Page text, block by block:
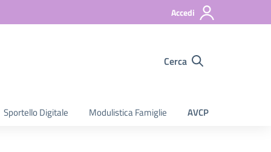
Accedi
Cerca
Sportello Digitale Modulistica Famiglie AVCP